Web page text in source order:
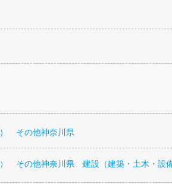
） その他神奈川県
） その他神奈川県 建設（建築・土木・設